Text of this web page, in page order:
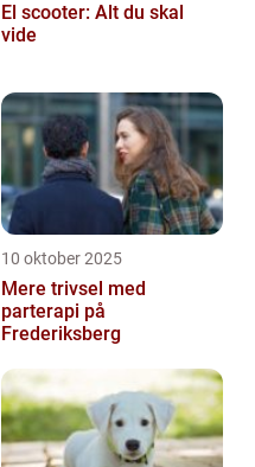
El scooter: Alt du skal
vide
10 oktober 2025
Mere trivsel med
parterapi på
Frederiksberg